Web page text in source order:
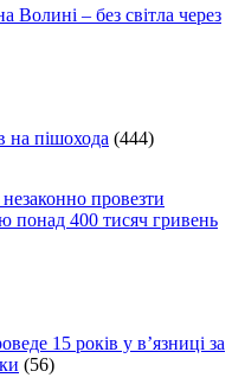
Волині – без світла через
на пішохода (444)
провезти
понад 400 тисяч гривень
15 років у в’язниці за
(56)